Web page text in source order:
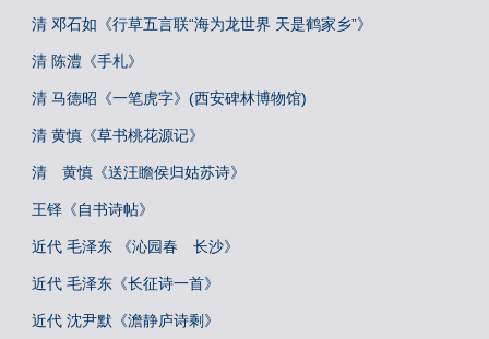
清 邓石如《行草五言联“海为龙世界 天是鹤家乡”》
清 陈澧《手札》
清 马德昭《一笔虎字》(西安碑林博物馆)
清 黄慎《草书桃花源记》
清 黄慎《送汪瞻侯归姑苏诗》
王铎《自书诗帖》
近代 毛泽东 《沁园春 长沙》
近代 毛泽东《长征诗一首》
近代 沈尹默《澹静庐诗剩》